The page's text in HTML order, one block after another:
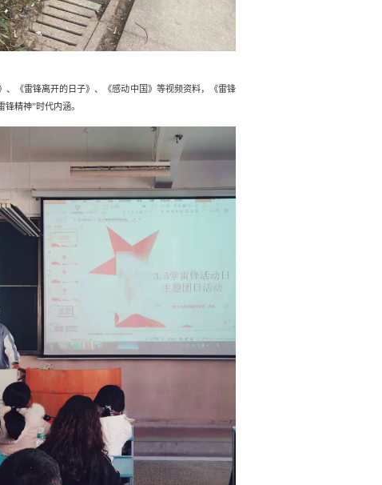
、《雷锋离开的日子》、《感动中国》等视频资料，《雷锋
锋精神”时代内涵。